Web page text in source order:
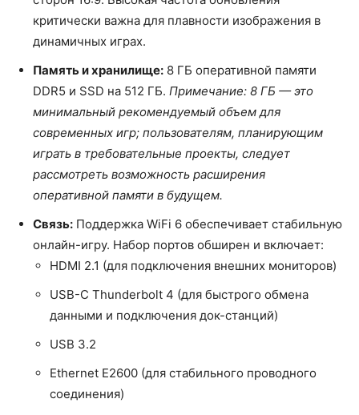
критически важна для плавности изображения в
динамичных играх.
Память и хранилище: 8 ГБ оперативной памяти
DDR5 и SSD на 512 ГБ. Примечание: 8 ГБ — это
минимальный рекомендуемый объем для
современных игр; пользователям, планирующим
играть в требовательные проекты, следует
рассмотреть возможность расширения
оперативной памяти в будущем.
Связь: Поддержка WiFi 6 обеспечивает стабильную
онлайн-игру. Набор портов обширен и включает:
HDMI 2.1 (для подключения внешних мониторов)
USB-C Thunderbolt 4 (для быстрого обмена
данными и подключения док-станций)
USB 3.2
Ethernet E2600 (для стабильного проводного
соединения)